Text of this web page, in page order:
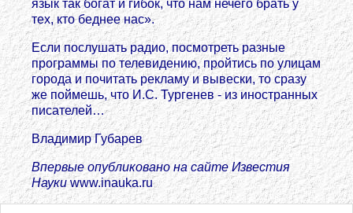
язык так богат и гибок, что нам нечего брать у
тех, кто беднее нас».
Если послушать радио, посмотреть разные
программы по телевидению, пройтись по улицам
города и почитать рекламу и вывески, то сразу
же поймешь, что И.С. Тургенев - из иностранных
писателей…
Владимир Губарев
Впервые опубликовано на сайтеИзвестия
Наукиwww.inauka.ru